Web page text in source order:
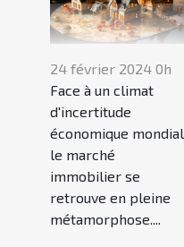
24 février 2024 0h
Face à un climat
d'incertitude
économique mondial,
le marché
immobilier se
retrouve en pleine
métamorphose....